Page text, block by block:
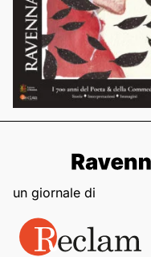
un giornale di